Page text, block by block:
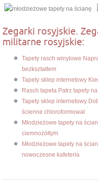
Zegarki rosyjskie.
militarne rosyjskie:
Tapety rasch winylowe
bezkształtem
Tapety sklep internetowy
Rasch tapeta Patrz tapety
Tapety sklep internetowy
ścienne chloroformował
Młodzieżowe tapety na
ciemnożółtym
Młodzieżowe tapety na
nowoczesne kafeteria